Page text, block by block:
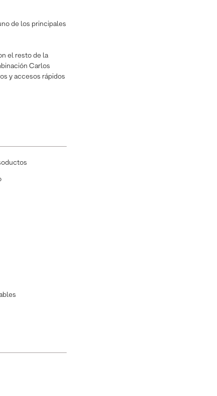
de los principales
el resto de la
Carlos
y accesos rápidos